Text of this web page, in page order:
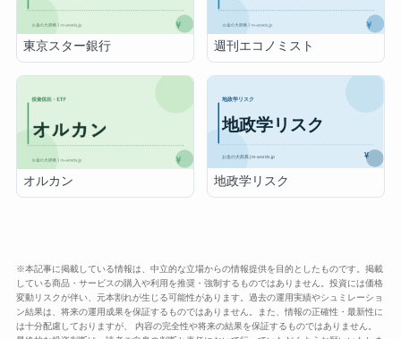
東京スター銀行 週刊エコノミスト
オルカン 地政学リスク
※本記事に掲載している情報は、中立的な立場からの情報提供を目的としたものです。掲載
している商品・サービスの購入や利用を推奨・強制するものではありません。投資には価格
変動リスクが伴い、元本割れが生じる可能性があります。過去の運用実績やシュミレーショ
ン結果は、将来の運用成果を保証するものではありません。また、情報の正確性・最新性に
は十分配慮しておりますが、 内容の完全性や将来の結果を保証するものではありません。